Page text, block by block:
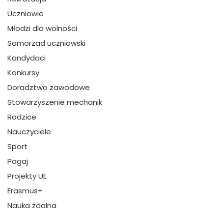
Uczniowie
Młodzi dla wolności
Samorzad uczniowski
Kandydaci
Konkursy
Doradztwo zawodowe
Stowarzyszenie mechanik
Rodzice
Nauczyciele
Sport
Pagaj
Projekty UE
Erasmus+
Nauka zdalna